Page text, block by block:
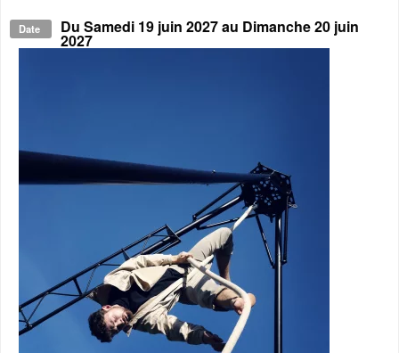
Date Du Samedi 19 juin 2027au Dimanche 20 juin
2027